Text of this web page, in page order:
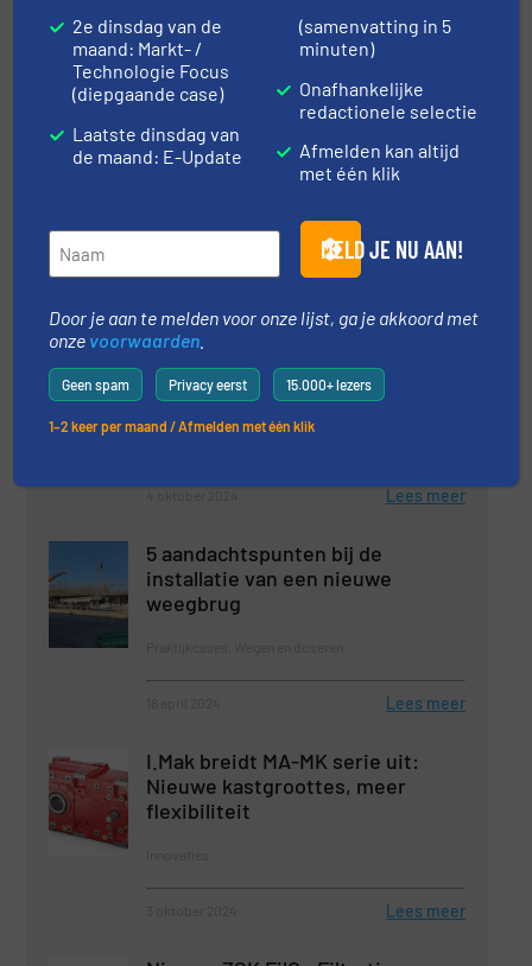
Bedrijfsnieuws
13 februari 2024 Lees meer
Nieuwe staalsoort speciaal voor
dubbelschroef extruders
Deeltjes vergroten en verkleinen, Praktijkcases
Dinnissen Process Technology
opent nieuwe vestiging in Nieuw-
Zeeland
Lees meer
5 aandachtspunten bij de
installatie van een nieuwe
weegbrug
Lees meer
I.Mak breidt MA-MK serie uit:
Nieuwe kastgroottes, meer
flexibiliteit
Lees meer
2e dinsdag van de
maand: Markt- /
Technologie Focus
(diepgaande case)
Laatste dinsdag van
de maand: E-Update
(samenvatting in 5
minuten)
Onafhankelijke
redactionele selectie
Afmelden kan altijd
met één klik
MELD JE NU AAN!
Door je aan te melden voor onze lijst, ga je akkoord met
onze voorwaarden
Geen spam Privacy eerst 15.000+ lezers
1–2 keer per maand / Afmelden met één klik